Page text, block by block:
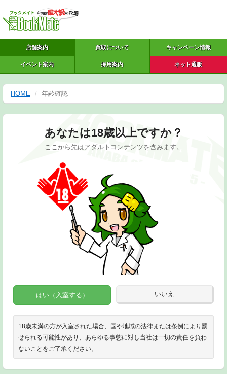
店舗案内 買取について キャンペーン情報
イベント案内 採用案内 ネット通販
HOME 年齢確認
あなたは18歳以上ですか？
ここから先はアダルトコンテンツを含みます。
はい（入室する） いいえ
18歳未満の方が入室された場合、国や地域の法律または条例により罰
せられる可能性があり、あらゆる事態に対し当社は一切の責任を負わ
ないことをご了承ください。